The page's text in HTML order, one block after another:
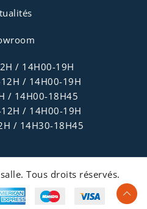
/ 14H00-19H
/ 14H00-19H
/ 14H00-18H45
/ 14H00-19H
/ 14H30-18H45
Tous droits réservés.